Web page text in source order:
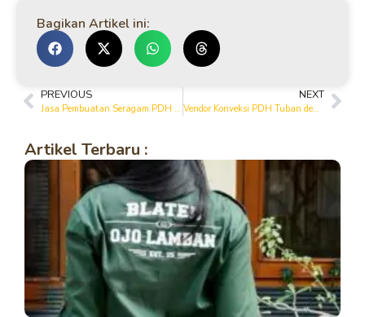
Bagikan Artikel ini:
PREVIOUS
Jasa Pembuatan Seragam PDH Tuban Custom Desain
NEXT
Vendor Konveksi PDH Tuban dengan Pengalaman Produksi
Artikel Terbaru :